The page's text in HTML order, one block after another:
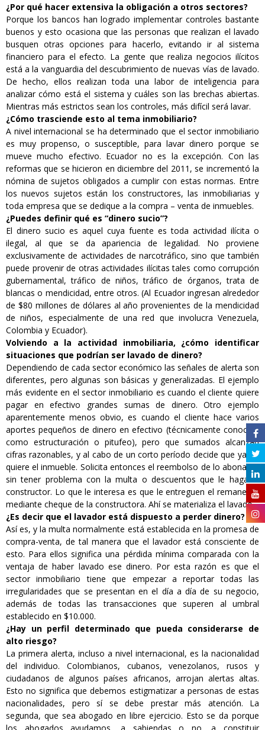
¿Por qué hacer extensiva la obligación a otros sectores?
Porque los bancos han logrado implementar controles bastante
buenos y esto ocasiona que las personas que realizan el lavado
busquen otras opciones para hacerlo, evitando ir al sistema
financiero para el efecto. La gente que realiza negocios ilícitos
está a la vanguardia del descubrimiento de nuevas vías de lavado.
De hecho, ellos realizan toda una labor de inteligencia para
analizar cómo está el sistema y cuáles son las brechas abiertas.
Mientras más estrictos sean los controles, más difícil será lavar.
¿Cómo trasciende esto al tema inmobiliario?
A nivel internacional se ha determinado que el sector inmobiliario
es muy propenso, o susceptible, para lavar dinero porque se
mueve mucho efectivo. Ecuador no es la excepción. Con las
reformas que se hicieron en diciembre del 2011, se incrementó la
nómina de sujetos obligados a cumplir con estas normas. Entre
los nuevos sujetos están los constructores, las inmobiliarias y
toda empresa que se dedique a la compra – venta de inmuebles.
¿Puedes definir qué es “dinero sucio”?
El dinero sucio es aquel cuya fuente es toda actividad ilícita o
ilegal, al que se da apariencia de legalidad. No proviene
exclusivamente de actividades de narcotráfico, sino que también
puede provenir de otras actividades ilícitas tales como corrupción
gubernamental, tráfico de niños, tráfico de órganos, trata de
blancas o mendicidad, entre otros. (Al Ecuador ingresan alrededor
de $80 millones de dólares al año provenientes de la mendicidad
de niños, especialmente de una red que involucra Venezuela,
Colombia y Ecuador).
Volviendo a la actividad inmobiliaria, ¿cómo identificar
situaciones que podrían ser lavado de dinero?
Dependiendo de cada sector económico las señales de alerta son
diferentes, pero algunas son básicas y generalizadas. El ejemplo
más evidente en el sector inmobiliario es cuando el cliente quiere
pagar en efectivo grandes sumas de dinero. Otro ejemplo
aparentemente menos obvio, es cuando el cliente hace varios
aportes pequeños de dinero en efectivo (técnicamente conocido
como estructuración o pitufeo), pero que sumados alcanzan
cifras razonables, y al cabo de un corto período decide que ya no
quiere el inmueble. Solicita entonces el reembolso de lo abonado,
sin tener problema con la multa o descuentos que le haga el
constructor. Lo que le interesa es que le entreguen el remanente
mediante cheque de la constructora. Ahí se materializa el lavado.
¿Es decir que el lavador está dispuesto a perder dinero?
Así es, y la multa normalmente está establecida en la promesa de
compra-venta, de tal manera que el lavador está consciente de
esto. Para ellos significa una pérdida mínima comparada con la
ventaja de haber lavado ese dinero. Por esta razón es que el
sector inmobiliario tiene que empezar a reportar todas las
irregularidades que se presentan en el día a día de su negocio,
además de todas las transacciones que superen al umbral
establecido en $10.000.
¿Hay un perfil determinado que pueda considerarse de
alto riesgo?
La primera alerta, incluso a nivel internacional, es la nacionalidad
del individuo. Colombianos, cubanos, venezolanos, rusos y
ciudadanos de algunos países africanos, arrojan alertas altas.
Esto no significa que debemos estigmatizar a personas de estas
nacionalidades, pero sí se debe prestar más atención. La
segunda, que sea abogado en libre ejercicio. Esto se da porque
los abogados ayudamos, a sabiendas o no, a constituir